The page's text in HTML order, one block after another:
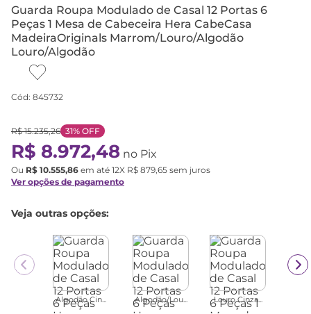
Guarda Roupa Modulado de Casal 12 Portas 6
Peças 1 Mesa de Cabeceira Hera CabeCasa
MadeiraOriginals Marrom/Louro/Algodão
Louro/Algodão
Cód: 845732
R$ 15.235,26 31% OFF
R$ 8.972,48 no Pix
Ou R$ 10.555,86 em até 12X R$ 879,65 sem juros
Ver opções de pagamento
Veja outras opções:
Algodão Cin... Algodão/Lou... Louro Cinza...